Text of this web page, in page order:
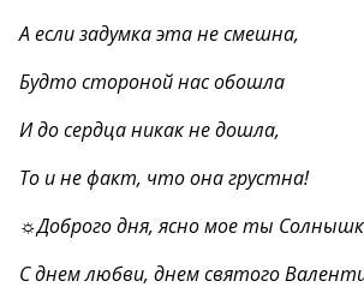
А если задумка эта не смешна,
Будто стороной нас обошла
И до сердца никак не дошла,
То и не факт, что она грустна!
☼Доброго дня, ясно мое ты
С днем любви, днем святого